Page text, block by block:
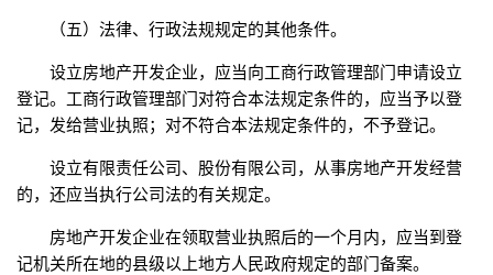
（五）法律、行政法规规定的其他条件。
设立房地产开发企业，应当向工商行政管理部门申请设立
登记。工商行政管理部门对符合本法规定条件的，应当予以登
记，发给营业执照；对不符合本法规定条件的，不予登记。
设立有限责任公司、股份有限公司，从事房地产开发经营
的，还应当执行公司法的有关规定。
房地产开发企业在领取营业执照后的一个月内，应当到登
记机关所在地的县级以上地方人民政府规定的部门备案。